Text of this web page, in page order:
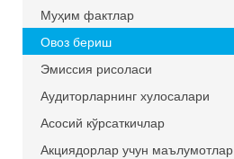
Муҳим фактлар
Овоз бериш
Эмиссия рисоласи
Аудиторларнинг хулосалари
Асосий кўрсаткичлар
Акциядорлар учун маълумотлар